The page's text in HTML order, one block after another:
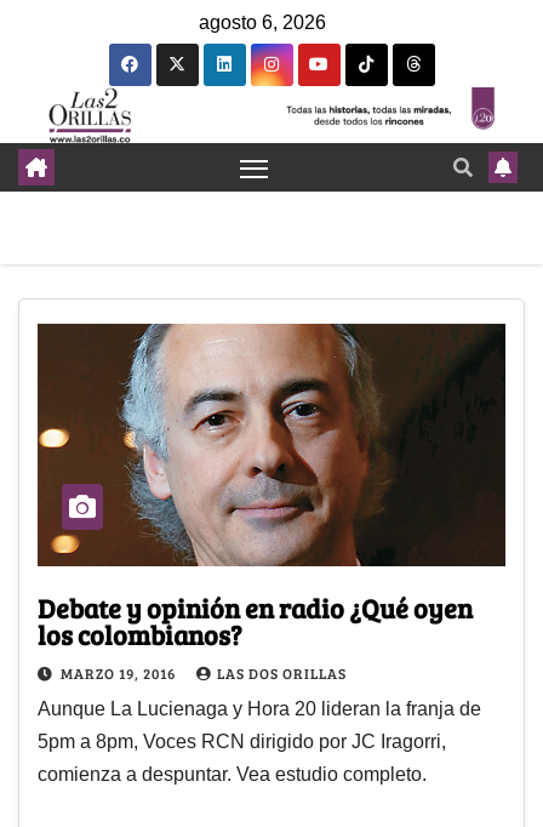
agosto 6, 2026
Debate y opinión en radio ¿Qué oyen
los colombianos?
MARZO 19, 2016 LAS DOS ORILLAS
Aunque La Lucienaga y Hora 20 lideran la franja de
5pm a 8pm, Voces RCN dirigido por JC Iragorri,
comienza a despuntar. Vea estudio completo.